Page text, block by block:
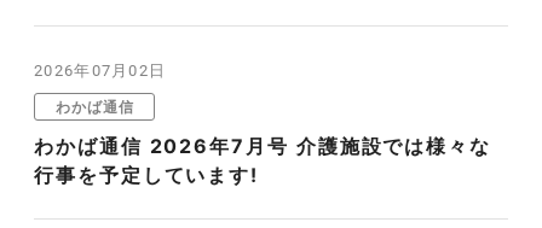
2026年07月02日
わかば通信
わかば通信 2026年7月号 介護施設では様々な
行事を予定しています!